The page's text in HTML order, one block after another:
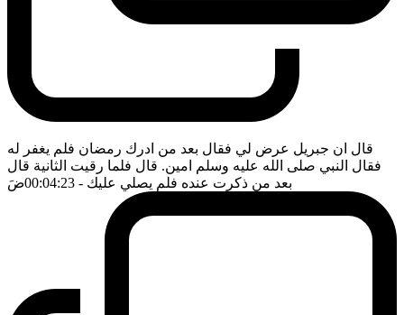
قال ان جبريل عرض لي فقال بعد من ادرك رمضان فلم يغفر له
فقال النبي صلى الله عليه وسلم امين. قال فلما رقيت الثانية قال
بعد من ذكرت عنده فلم يصلي عليك - 00:04:23 ضَ